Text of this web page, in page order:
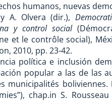
humanos, nuevas
A. Olvera (dir.),
y control social
et le contrôle social),
2010, pp. 23-42.
política e inclusión
popular a las de las
municipalités
chap.in S.